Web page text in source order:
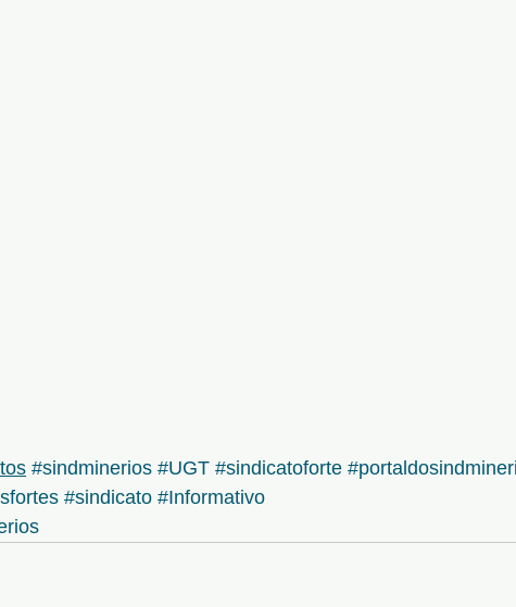
#sindminerios #UGT #sindicatoforte
#sindicato #Informativo